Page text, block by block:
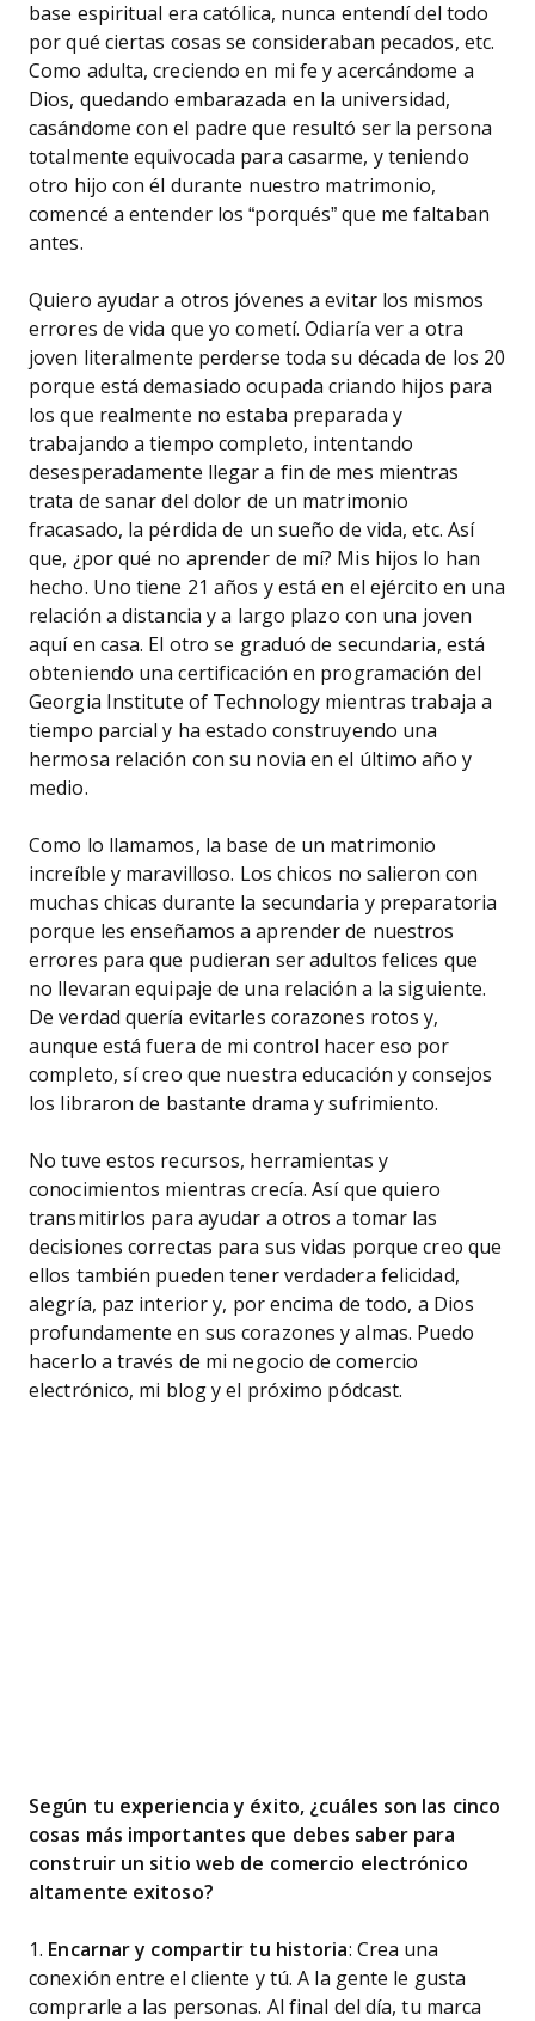
base espiritual era católica, nunca entendí del todo
por qué ciertas cosas se consideraban pecados, etc.
Como adulta, creciendo en mi fe y acercándome a
Dios, quedando embarazada en la universidad,
casándome con el padre que resultó ser la persona
totalmente equivocada para casarme, y teniendo
otro hijo con él durante nuestro matrimonio,
comencé a entender los “porqués” que me faltaban
antes.
Quiero ayudar a otros jóvenes a evitar los mismos
errores de vida que yo cometí. Odiaría ver a otra
joven literalmente perderse toda su década de los 20
porque está demasiado ocupada criando hijos para
los que realmente no estaba preparada y
trabajando a tiempo completo, intentando
desesperadamente llegar a fin de mes mientras
trata de sanar del dolor de un matrimonio
fracasado, la pérdida de un sueño de vida, etc. Así
que, ¿por qué no aprender de mí? Mis hijos lo han
hecho. Uno tiene 21 años y está en el ejército en una
relación a distancia y a largo plazo con una joven
aquí en casa. El otro se graduó de secundaria, está
obteniendo una certificación en programación del
Georgia Institute of Technology mientras trabaja a
tiempo parcial y ha estado construyendo una
hermosa relación con su novia en el último año y
medio.
Como lo llamamos, la base de un matrimonio
increíble y maravilloso. Los chicos no salieron con
muchas chicas durante la secundaria y preparatoria
porque les enseñamos a aprender de nuestros
errores para que pudieran ser adultos felices que
no llevaran equipaje de una relación a la siguiente.
De verdad quería evitarles corazones rotos y,
aunque está fuera de mi control hacer eso por
completo, sí creo que nuestra educación y consejos
los libraron de bastante drama y sufrimiento.
No tuve estos recursos, herramientas y
conocimientos mientras crecía. Así que quiero
transmitirlos para ayudar a otros a tomar las
decisiones correctas para sus vidas porque creo que
ellos también pueden tener verdadera felicidad,
alegría, paz interior y, por encima de todo, a Dios
profundamente en sus corazones y almas. Puedo
hacerlo a través de mi negocio de comercio
electrónico, mi blog y el próximo pódcast.
Según tu experiencia y éxito, ¿cuáles son las cinco
cosas más importantes que debes saber para
construir un sitio web de comercio electrónico
altamente exitoso?
1. Encarnar y compartir tu historia: Crea una
conexión entre el cliente y tú. A la gente le gusta
comprarle a las personas. Al final del día, tu marca